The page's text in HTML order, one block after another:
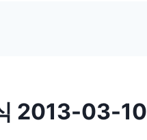
2013-03-10